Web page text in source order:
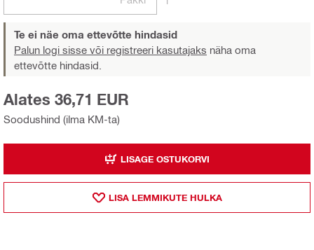
Te ei näe oma ettevõtte hindasid
Palun logi sisse või registreeri kasutajaks näha oma
ettevõtte hindasid.
Soodushind (ilma KM-ta)
Alates 36,71 EUR
LISAGE OSTUKORVI
LISA LEMMIKUTE HULKA